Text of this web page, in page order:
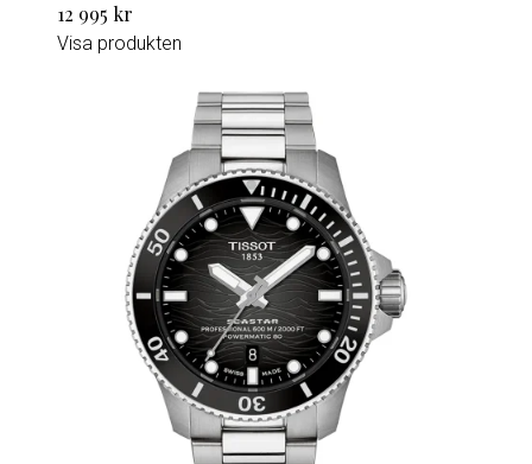
12 995 kr
Visa produkten